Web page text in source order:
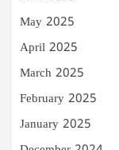
May 2025
April 2025
March 2025
February 2025
January 2025